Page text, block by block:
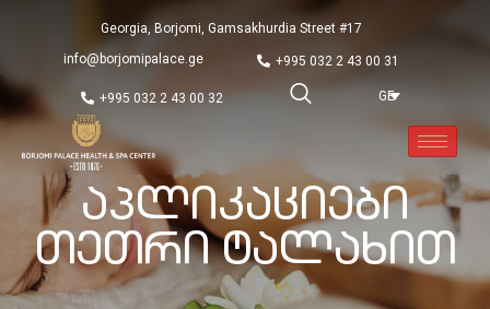
Georgia, Borjomi, Gamsakhurdia Street #17
info@borjomipalace.ge
+995 032 2 43 00 31
+995 032 2 43 00 32 GE
Აპლიკაციები
Თეთრი Ტალახით